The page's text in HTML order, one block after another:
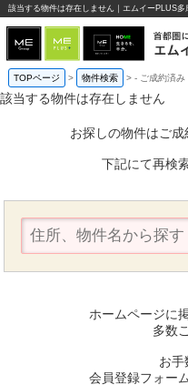
該当する物件は存在しません｜エムイーPLUS多
TOPページ > 物件検索 >- ご成約済み
該当する物件は存在しません
お探しの物件はご成
下記にて再検
ホームページに
多数
お手
会員登録フォー